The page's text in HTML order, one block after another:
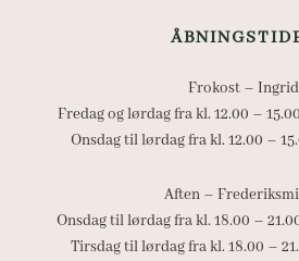
Frokost – Ingrid
Fredag og lørdag fra kl. 12.00 –
Onsdag til lørdag fra kl. 12.00 –
Aften –
Onsdag til lørdag fra kl. 18.00 –
Tirsdag til lørdag fra kl. 18.00 –